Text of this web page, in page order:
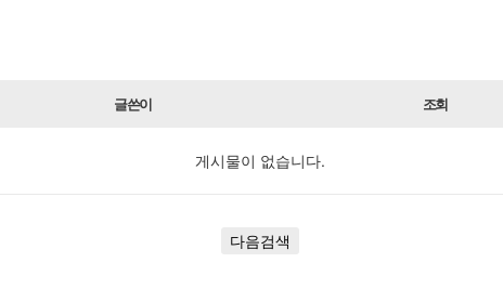
글쓴이 조회
게시물이 없습니다.
다음검색